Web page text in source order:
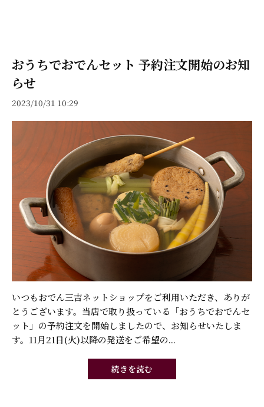
おうちでおでんセット 予約注文開始のお知
らせ
2023/10/31 10:29
いつもおでん三吉ネットショップをご利用いただき、ありが
とうございます。当店で取り扱っている「おうちでおでんセ
ット」の予約注文を開始しましたので、お知らせいたしま
す。11月21日(火)以降の発送をご希望の...
続きを読む